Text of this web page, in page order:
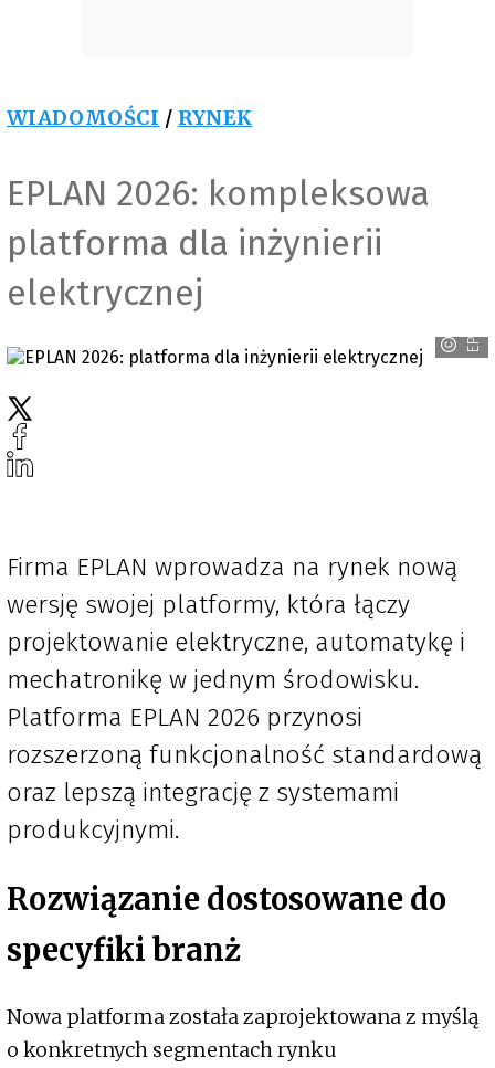
WIADOMOŚCI / RYNEK
EPLAN 2026: kompleksowa
platforma dla inżynierii
elektrycznej
EPLAN
Firma EPLAN wprowadza na rynek nową
wersję swojej platformy, która łączy
projektowanie elektryczne, automatykę i
mechatronikę w jednym środowisku.
Platforma EPLAN 2026 przynosi
rozszerzoną funkcjonalność standardową
oraz lepszą integrację z systemami
produkcyjnymi.
Rozwiązanie dostosowane do
specyfiki branż
Nowa platforma została zaprojektowana z myślą
o konkretnych segmentach rynku